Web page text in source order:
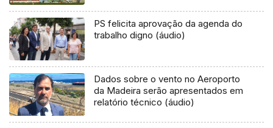
PS felicita aprovação da agenda do
trabalho digno (áudio)
Dados sobre o vento no Aeroporto
da Madeira serão apresentados em
relatório técnico (áudio)